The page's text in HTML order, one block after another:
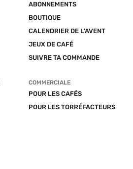
ABONNEMENTS
BOUTIQUE
CALENDRIER DE L’AVENT
JEUX DE CAFÉ
SUIVRE TA COMMANDE
COMMERCIALE
POUR LES CAFÉS
POUR LES TORRÉFACTEURS